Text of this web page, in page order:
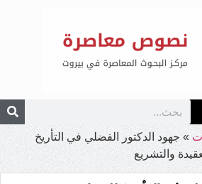
» جهود الدكتور الفضلي في التأريخ
والتشريع